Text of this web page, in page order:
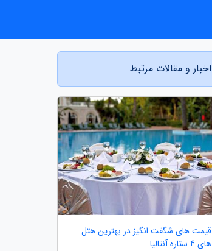
اخبار و مقالات مرتبط
قیمت های شگفت انگیز در بهترین هتل
های 4 ستاره آنتالیا